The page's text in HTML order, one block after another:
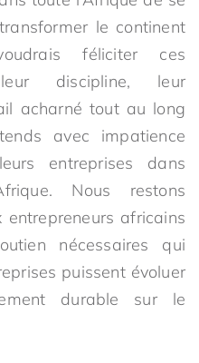
le continent
féliciter ces
discipline, leur
acharné tout au long
avec impatience
entreprises dans
Nous restons
africains
nécessaires qui
puissent évoluer
durable sur le